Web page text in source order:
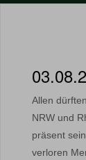
Allen
NRW und
präsent
verloren